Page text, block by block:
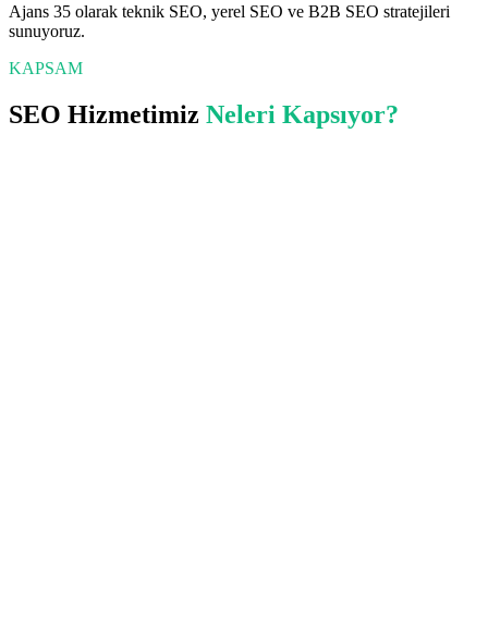
Ajans 35 olarak teknik SEO, yerel SEO ve B2B SEO stratejileri
sunuyoruz.
KAPSAM
SEO Hizmetimiz Neleri Kapsıyor?